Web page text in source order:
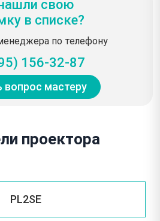
свою
в списке?
по телефону
156-32-87
вопрос мастеру
проектора
PL2SE